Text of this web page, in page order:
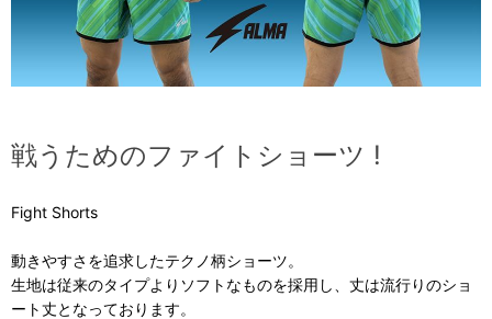
戦うためのファイトショーツ !
Fight Shorts
動きやすさを追求したテクノ柄ショーツ。
生地は従来のタイプよりソフトなものを採用し、丈は流行りのショ
ート丈となっております。